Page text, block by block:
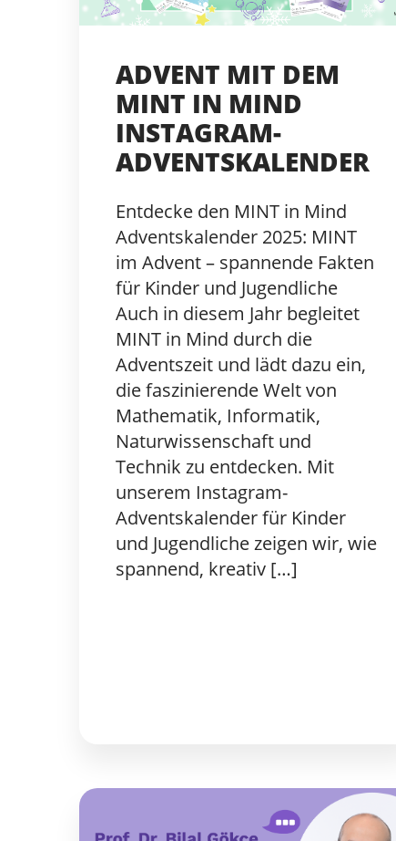
ADVENT MIT DEM
MINT IN MIND
INSTAGRAM-
ADVENTSKALENDER
Entdecke den MINT in Mind
Adventskalender 2025: MINT
im Advent – spannende Fakten
für Kinder und Jugendliche
Auch in diesem Jahr begleitet
MINT in Mind durch die
Adventszeit und lädt dazu ein,
die faszinierende Welt von
Mathematik, Informatik,
Naturwissenschaft und
Technik zu entdecken. Mit
unserem Instagram-
Adventskalender für Kinder
und Jugendliche zeigen wir, wie
spannend, kreativ […]